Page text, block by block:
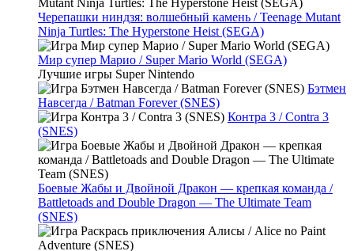
Черепашки ниндзя: волшебный камень / Teenage Mutant
Ninja Turtles: The Hyperstone Heist (SEGA)
Мир супер Марио / Super Mario World (SEGA)
Лучшие игры Super Nintendo
Бэтмен
Навсегда / Batman Forever (SNES)
Контра 3 / Contra 3
(SNES)
Боевые Жабы и Двойной Дракон — крепкая команда /
Battletoads and Double Dragon — The Ultimate Team
(SNES)